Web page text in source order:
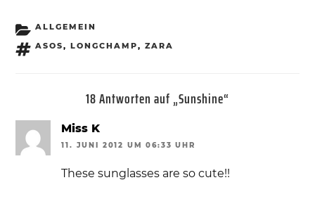
KATEGORIEN
ALLGEMEIN
SCHLAGWÖRTER
ASOS, LONGCHAMP, ZARA
18 Antworten auf „Sunshine“
Miss K
11. JUNI 2012 UM 06:33 UHR
These sunglasses are so cute!!